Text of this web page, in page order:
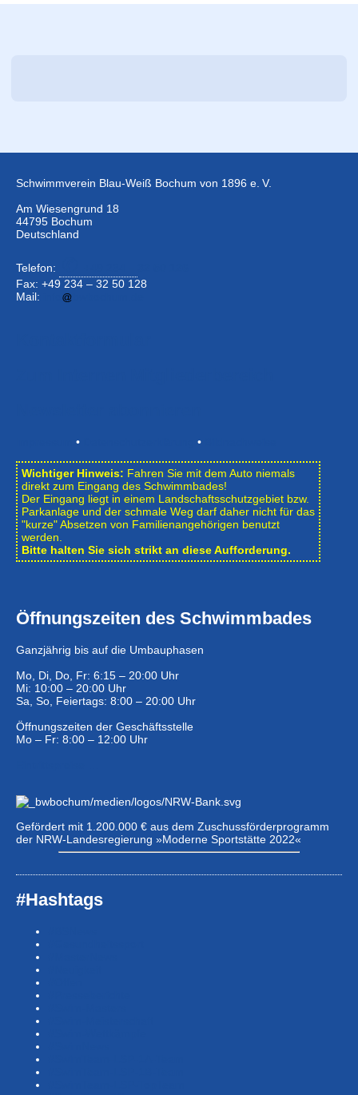
Schwimmverein Blau-Weiß Bochum von 1896 e. V.
Am Wiesengrund 18
44795 Bochum
Deutschland
Telefon:
Fax: +49 234 – 32 50 128
Mail:
• •
Wichtiger Hinweis: Fahren Sie mit dem Auto niemals
direkt zum Eingang des Schwimmbades!
Der Eingang liegt in einem Landschafts­schutzgebiet bzw.
Park­anlage und der schmale Weg darf daher nicht für das
"kurze" Absetzen von Familienangehörigen benutzt
werden.
Bitte halten Sie sich strikt an diese Aufforderung.
Öffnungszeiten des Schwimmbades
Ganzjährig bis auf die Umbauphasen
Mo, Di, Do, Fr: 6:15 – 20:00 Uhr
Mi: 10:00 – 20:00 Uhr
Sa, So, Feiertags: 8:00 – 20:00 Uhr
Öffnungszeiten der Geschäftsstelle
Mo – Fr: 8:00 – 12:00 Uhr
Gefördert mit 1.200.000 € aus dem Zuschussförderprogramm
der NRW-Landesregierung »Moderne Sportstätte 2022«
#Hashtags